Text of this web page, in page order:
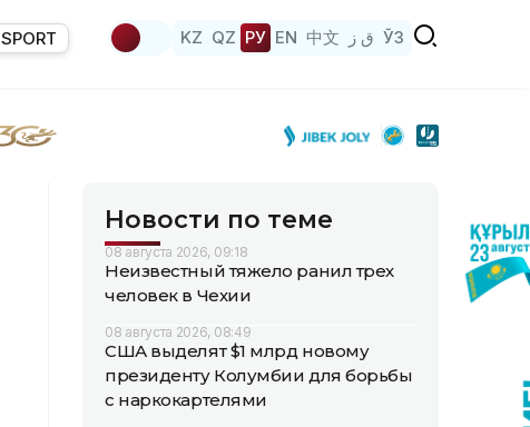
SPORT KZ QZ РУ EN 中文 ق ز ЎЗ
Новости по теме
08 августа 2026, 09:18
Неизвестный тяжело ранил трех
человек в Чехии
08 августа 2026, 08:49
США выделят $1 млрд новому
президенту Колумбии для борьбы
с наркокартелями